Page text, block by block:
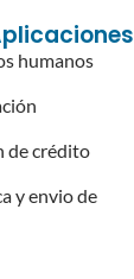
humanos
de crédito
y envio de